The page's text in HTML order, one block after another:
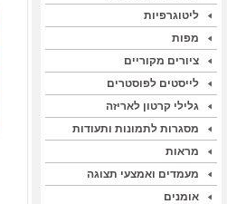
ליטוגרפיות
מפות
ציורים מקוריים
לייסטים לפוסטרים
גלילי קרטון לאריזה
מסגרות לתמונות ותעודות
מראות
מעמדים ואמצעי תצוגה
אומנים